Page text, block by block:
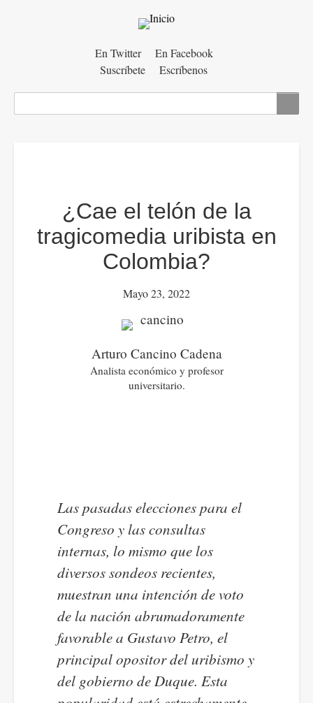
En Twitter
En Facebook
Suscríbete
Escríbenos
¿Cae el telón de la
tragicomedia uribista en
Colombia?
Mayo 23, 2022
Arturo Cancino Cadena
Analista económico y profesor
universitario.
Las pasadas elecciones para el
Congreso y las consultas
internas, lo mismo que los
diversos sondeos recientes,
muestran una intención de voto
de la nación abrumadoramente
favorable a Gustavo Petro, el
principal opositor del uribismo y
del gobierno de Duque. Esta